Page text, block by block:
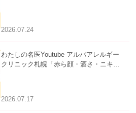
べき3つ」」を公開いたしました。
2026.07.24
わたしの名医Youtube アルバアレルギー
クリニック札幌「赤ら顔・酒さ・ニキビ
医師が徹底解説」を公開いたしました。
2026.07.17